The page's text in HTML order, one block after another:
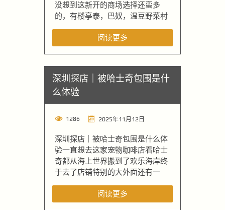
没想到这新开的商场选择还蛮多
的，有楼亭泰，巴奴，温豆野菜村
阅读更多
深圳探店｜被哈士奇包围是什
么体验
1286 2025年11月12日
深圳探店｜被哈士奇包围是什么体
验一直想去这家宠物咖啡店看哈士
奇都从海上世界搬到了欢乐海岸终
于去了店铺特别的大外面还有一
阅读更多